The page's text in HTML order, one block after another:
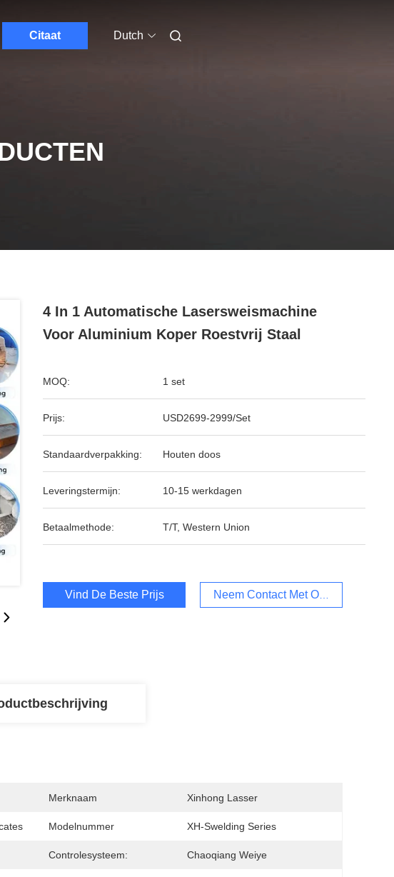
Citaat Dutch
4 In 1 Automatische Lasersweismachine
Voor Aluminium Koper Roestvrij Staal
MOQ: 1 set
Prijs: USD2699-2999/Set
Standaardverpakking: Houten doos
Leveringstermijn: 10-15 werkdagen
Betaalmethode: T/T, Western Union
Vind De Beste Prijs Neem Contact Met Ons Op
Merknaam Xinhong Lasser
Modelnummer XH-Swelding Series
Controlesysteem: Chaoqiang Weiye